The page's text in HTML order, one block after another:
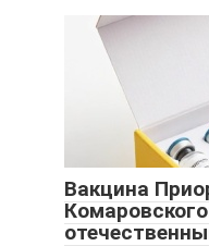
Вакцина